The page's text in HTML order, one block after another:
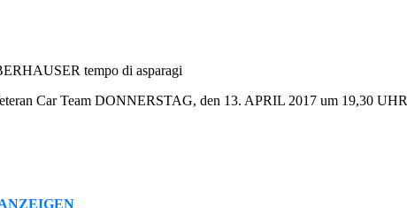
Car Team DONNERSTAG, den 13. APRIL 2017 um 19,30 UHR